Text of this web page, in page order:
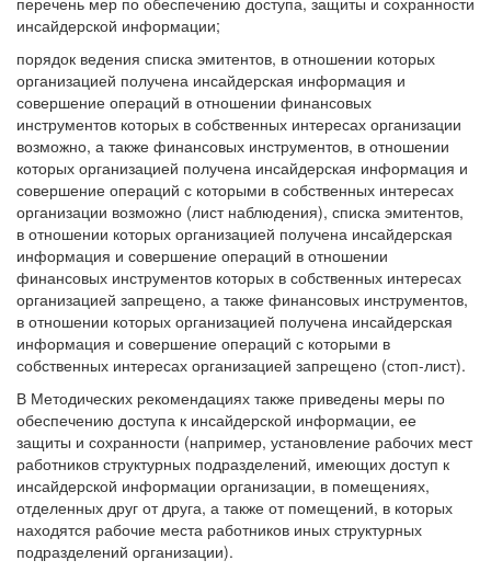
инсайдерской информации;
порядок ведения списка эмитентов, в отношении которых
организацией получена инсайдерская информация и
совершение операций в отношении финансовых
инструментов которых в собственных интересах организации
возможно, а также финансовых инструментов, в отношении
которых организацией получена инсайдерская информация и
совершение операций с которыми в собственных интересах
организации возможно (лист наблюдения), списка эмитентов,
в отношении которых организацией получена инсайдерская
информация и совершение операций в отношении
финансовых инструментов которых в собственных интересах
организацией запрещено, а также финансовых инструментов,
в отношении которых организацией получена инсайдерская
информация и совершение операций с которыми в
собственных интересах организацией запрещено (стоп-лист).
В Методических рекомендациях также приведены меры по
обеспечению доступа к инсайдерской информации, ее
защиты и сохранности (например, установление рабочих мест
работников структурных подразделений, имеющих доступ к
инсайдерской информации организации, в помещениях,
отделенных друг от друга, а также от помещений, в которых
находятся рабочие места работников иных структурных
подразделений организации).